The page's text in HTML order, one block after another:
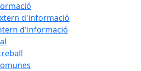
d'informació
d'informació